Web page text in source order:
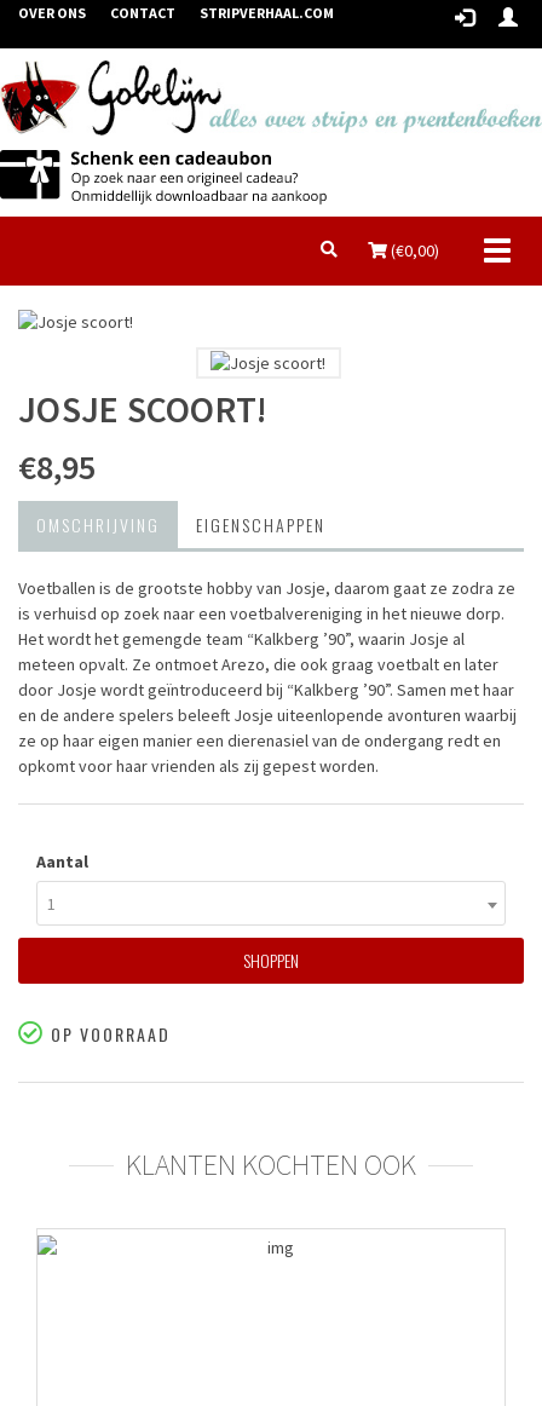
OVER ONS CONTACT STRIPVERHAAL.COM
(€0,00)
JOSJE SCOORT!
€8,95
OMSCHRIJVING EIGENSCHAPPEN
Voetballen is de grootste hobby van Josje, daarom gaat ze zodra ze
is verhuisd op zoek naar een voetbalvereniging in het nieuwe dorp.
Het wordt het gemengde team “Kalkberg ’90”, waarin Josje al
meteen opvalt. Ze ontmoet Arezo, die ook graag voetbalt en later
door Josje wordt geïntroduceerd bij “Kalkberg ’90”. Samen met haar
en de andere spelers beleeft Josje uiteenlopende avonturen waarbij
ze op haar eigen manier een dierenasiel van de ondergang redt en
opkomt voor haar vrienden als zij gepest worden.
Aantal
1
SHOPPEN
OP VOORRAAD
KLANTEN KOCHTEN OOK